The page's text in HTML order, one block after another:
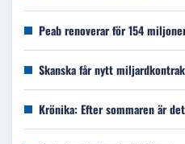
Peab renoverar för 154
Skanska får nytt
Krönika: Efter sommaren är